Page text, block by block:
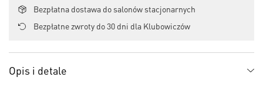
Bezpłatna dostawa do salonów stacjonarnych
Bezpłatne zwroty do 30 dni dla Klubowiczów
Opis i detale